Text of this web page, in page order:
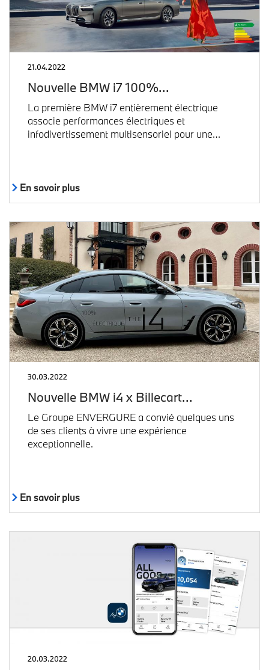
21.04.2022
Nouvelle BMW i7 100%…
La première BMW i7 entièrement électrique
associe performances électriques et
infodivertissement multisensoriel pour une…
En savoir plus
30.03.2022
Nouvelle BMW i4 x Billecart…
Le Groupe ENVERGURE a convié quelques uns
de ses clients à vivre une expérience
exceptionnelle.
En savoir plus
20.03.2022